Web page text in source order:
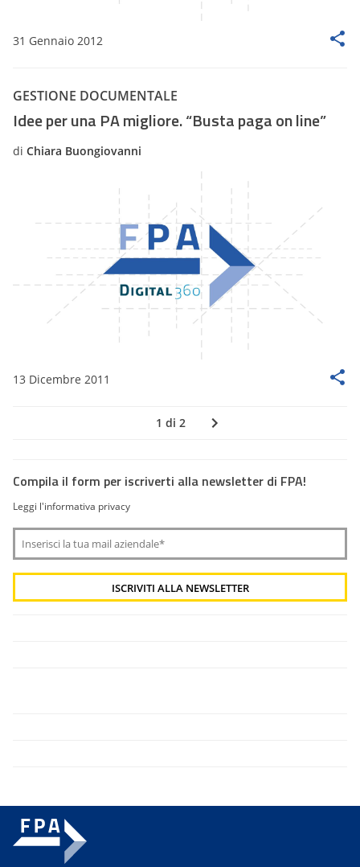
31 Gennaio 2012
GESTIONE DOCUMENTALE
Idee per una PA migliore. “Busta paga on line”
di Chiara Buongiovanni
13 Dicembre 2011
1 di 2
Compila il form per iscriverti alla newsletter di FPA!
Leggi l'informativa privacy